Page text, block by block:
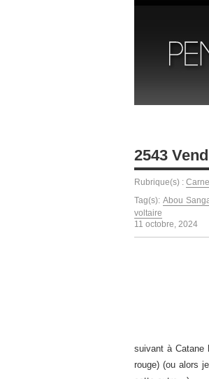
2543
Rubrique(s) :
Tag(s): Abou
voltaire
11 octobre, 2024
suivant à Catane
rouge) (ou alors